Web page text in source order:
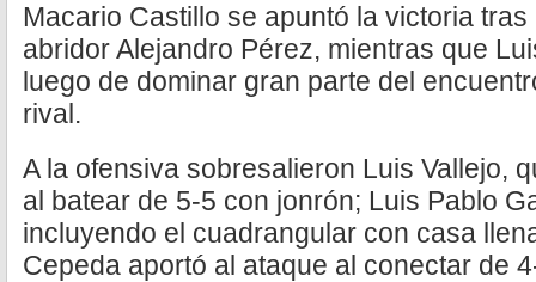
Macario Castillo se apuntó la victoria
abridor Alejandro Pérez, mientras que
luego de dominar gran parte del
rival.
A la ofensiva sobresalieron Luis Vallejo,
al batear de 5-5 con jonrón; Luis Pablo
incluyendo el cuadrangular con casa
Cepeda aportó al ataque al conectar de